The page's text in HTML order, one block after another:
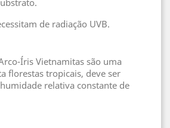
de radiação UVB.
Íris Vietnamitas são uma
florestas tropicais, deve ser
relativa constante de